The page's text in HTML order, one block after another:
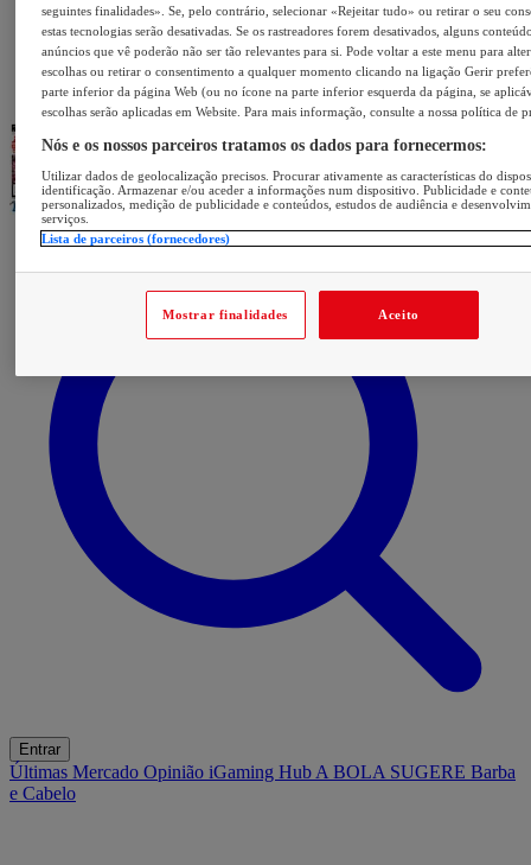
Entrar
Últimas Mercado Opinião iGaming Hub A BOLA SUGERE Barba
e Cabelo
seguintes finalidades». Se, pelo contrário, selecionar «Rejeitar tudo» ou retirar o seu
estas tecnologias serão desativadas. Se os rastreadores forem desativados, alguns
anúncios que vê poderão não ser tão relevantes para si. Pode voltar a este menu para
escolhas ou retirar o consentimento a qualquer momento clicando na ligação Gerir
parte inferior da página Web (ou no ícone na parte inferior esquerda da página, se
escolhas serão aplicadas em Website. Para mais informação, consulte a nossa política de
Nós e os nossos parceiros tratamos os dados para fornecermos:
Utilizar dados de geolocalização precisos. Procurar ativamente as características do
identificação. Armazenar e/ou aceder a informações num dispositivo. Publicidade e
personalizados, medição de publicidade e conteúdos, estudos de audiência e
serviços.
Lista de parceiros (fornecedores)
Mostrar finalidades Aceito